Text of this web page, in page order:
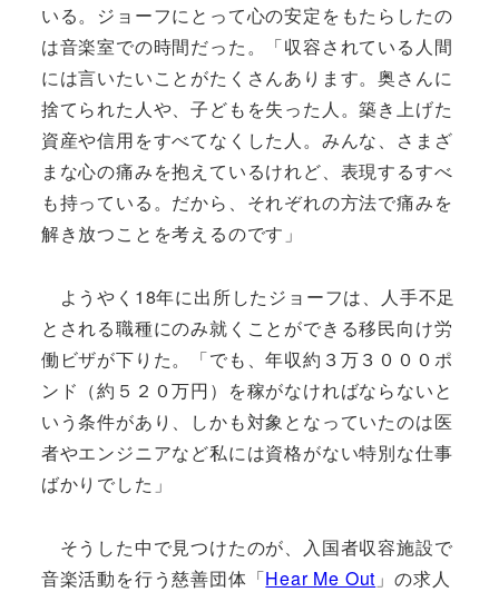
いる。ジョーフにとって心の安定をもたらしたの
は音楽室での時間だった。「収容されている人間
には言いたいことがたくさんあります。奥さんに
捨てられた人や、子どもを失った人。築き上げた
資産や信用をすべてなくした人。みんな、さまざ
まな心の痛みを抱えているけれど、表現するすべ
も持っている。だから、それぞれの方法で痛みを
解き放つことを考えるのです」
ようやく18年に出所したジョーフは、人手不足
とされる職種にのみ就くことができる移民向け労
働ビザが下りた。「でも、年収約３万３０００ポ
ンド（約５２０万円）を稼がなければならないと
いう条件があり、しかも対象となっていたのは医
者やエンジニアなど私には資格がない特別な仕事
ばかりでした」
そうした中で見つけたのが、入国者収容施設で
音楽活動を行う慈善団体「Hear Me Out 」の求人